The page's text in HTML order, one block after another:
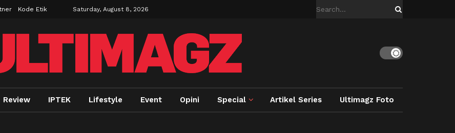
Kode Etik Saturday, August 8, 2026
Review IPTEK Lifestyle Event Opini Special Artikel Series Ultimagz Foto